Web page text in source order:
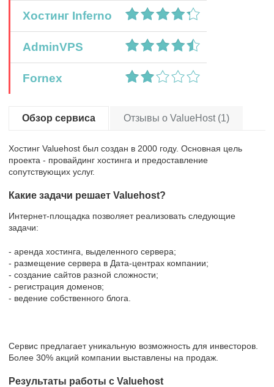
Хостинг Inferno
AdminVPS
Fornex
Обзор сервиса Отзывы о ValueHost (1)
Хостинг Valuehost был создан в 2000 году. Основная цель
проекта - провайдинг хостинга и предоставление
сопутствующих услуг.
Какие задачи решает Valuehost?
Интернет-площадка позволяет реализовать следующие
задачи:
- аренда хостинга, выделенного сервера;
- размещение сервера в Дата-центрах компании;
- создание сайтов разной сложности;
- регистрация доменов;
- ведение собственного блога.
Сервис предлагает уникальную возможность для инвесторов.
Более 30% акций компании выставлены на продаж.
Результаты работы с Valuehost